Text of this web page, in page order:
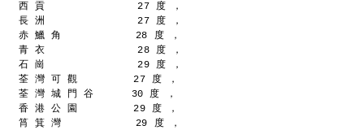
西 貢               27 度 ，
長 洲               27 度 ，
赤 鱲 角            28 度 ，
青 衣               28 度 ，
石 崗               29 度 ，
荃 灣 可 觀         27 度 ，
荃 灣 城 門 谷      30 度 ，
香 港 公 園         29 度 ，
筲 箕 灣            29 度 ，